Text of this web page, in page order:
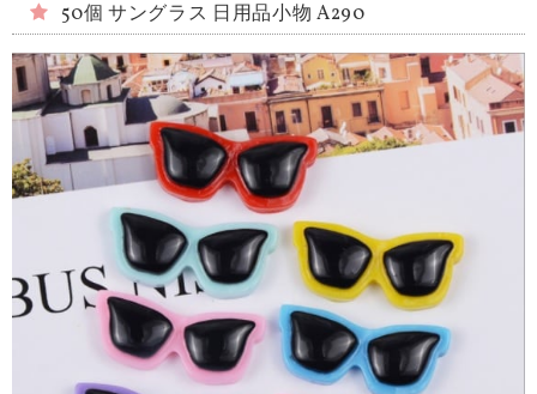
50個 サングラス 日用品小物 A290